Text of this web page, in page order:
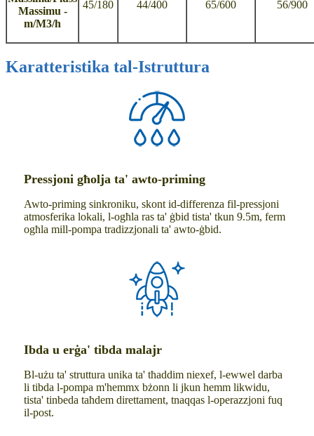
Massimu -
m/M3/h
45/180 44/400 65/600 56/900
Karatteristika tal-Istruttura
Pressjoni għolja ta' awto-priming
Awto-priming sinkroniku, skont id-differenza fil-pressjoni
atmosferika lokali, l-ogħla ras ta' ġbid tista' tkun 9.5m, ferm
ogħla mill-pompa tradizzjonali ta' awto-ġbid.
Ibda u erġa' tibda malajr
Bl-użu ta' struttura unika ta' tħaddim niexef, l-ewwel darba
li tibda l-pompa m'hemmx bżonn li jkun hemm likwidu,
tista' tinbeda taħdem direttament, tnaqqas l-operazzjoni fuq
il-post.